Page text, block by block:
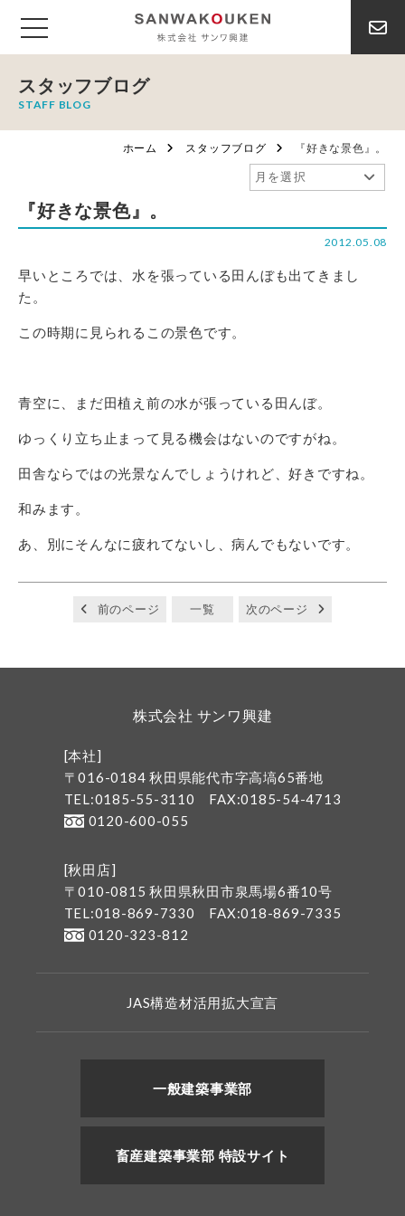
スタッフブログ
STAFF BLOG
ホーム スタッフブログ 『好きな景色』。
『好きな景色』。
2012.05.08
早いところでは、水を張っている田んぼも出てきまし
た。
この時期に見られるこの景色です。
青空に、まだ田植え前の水が張っている田んぼ。
ゆっくり立ち止まって見る機会はないのですがね。
田舎ならではの光景なんでしょうけれど、好きですね。
和みます。
あ、別にそんなに疲れてないし、病んでもないです。
前のページ 一覧 次のページ
株式会社 サンワ興建
[本社]
〒016-0184 秋田県能代市字高塙65番地
TEL:0185-55-3110
FAX:0185-54-4713
0120-600-055
[秋田店]
〒010-0815 秋田県秋田市泉馬場6番10号
TEL:018-869-7330
FAX:018-869-7335
0120-323-812
JAS構造材活用拡大宣言
一般建築事業部
畜産建築事業部 特設サイト